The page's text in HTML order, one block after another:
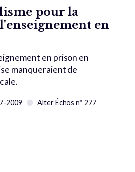
pour la
en
en prison en
manqueraient de
2009 Alter Échos n° 277